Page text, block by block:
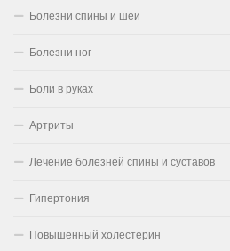
Болезни спины и шеи
Болезни ног
Боли в руках
Артриты
Лечение болезней спины и суставов
Гипертония
Повышенный холестерин